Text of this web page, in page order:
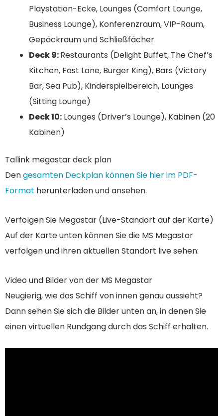
Playstation-Ecke, Lounges (Comfort Lounge,
Business Lounge), Konferenzraum, VIP-Raum,
Gepäckraum und Schließfächer
Deck 9:Restaurants (Delight Buffet, The Chef’s
Kitchen, Fast Lane, Burger King), Bars (Victory
Bar, Sea Pub), Kinderspielbereich, Lounges
(Sitting Lounge)
Deck 10: Lounges (Driver’s Lounge), Kabinen (20
Kabinen)
Tallink megastar deck plan
Dengesamten Deckplan können Sie hier im PDF-
Format herunterladen und ansehen.
Verfolgen Sie Megastar (Live-Standort auf der Karte)
Auf der Karte unten können Sie die MS Megastar
verfolgen und ihren aktuellen Standort live sehen:
Video und Bilder von der MS Megastar
Neugierig, wie das Schiff von innen genau aussieht?
Dann sehen Sie sich die Bilder unten an, in denen Sie
einen virtuellen Rundgang durch das Schiff erhalten.